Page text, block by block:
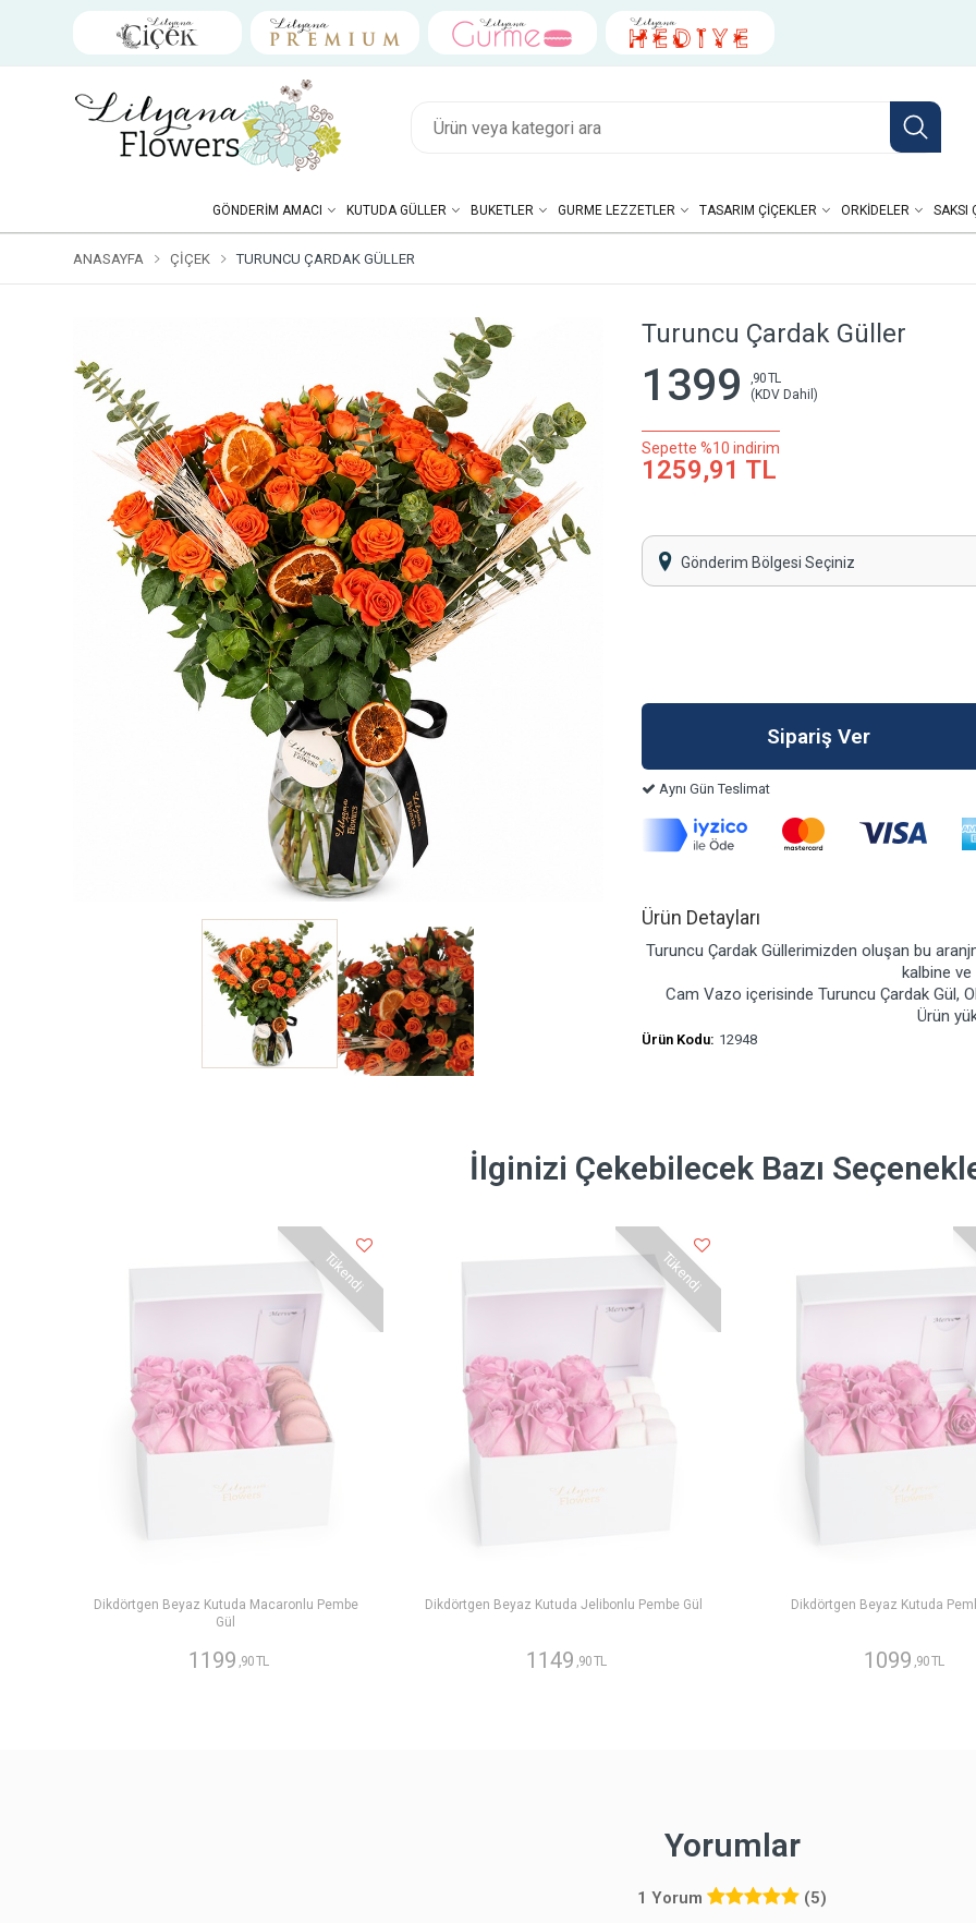
GÖNDERIM AMACI KUTUDA GÜLLER BUKETLER GURME LEZZETLER TASARIM ÇIÇEKLER ORKIDELER SAKSI
ANASAYFA ÇIÇEK TURUNCU ÇARDAK GÜLLER
Turuncu Çardak Güller
1399
,90 TL
(KDV Dahil)
Sepette %10 indirim
1259,91 TL
Gönderim Bölgesi Seçiniz
Aynı Gün Teslimat
Ürün Detayları
Turuncu Çardak Güllerimizden oluşan bu
kalbine
Cam Vazo içerisinde Turuncu Çardak Gül,
Ürün
Ürün Kodu: 12948
İlginizi Çekebilecek Bazı
Tükendi
Dikdörtgen Beyaz Kutuda Macaronlu Pembe
Gül
1199 ,90 TL
Tükendi
Dikdörtgen Beyaz Kutuda Jelibonlu Pembe Gül
1149 ,90 TL
Dikdörtgen Beyaz Kutuda
1099 ,90 TL
Yorumlar
1 Yorum (5)